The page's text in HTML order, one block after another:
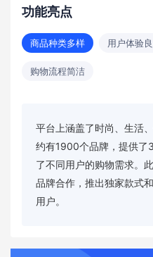
功能亮点
商品种类多样 用户体验
购物流程简洁
平台上涵盖了时尚、生活
约有1900个品牌，提供了
了不同用户的购物需求。
品牌合作，推出独家款式
用户。